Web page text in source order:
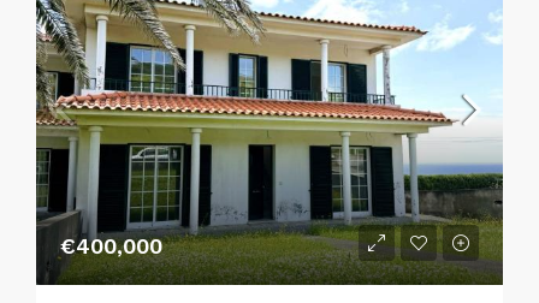
€400,000